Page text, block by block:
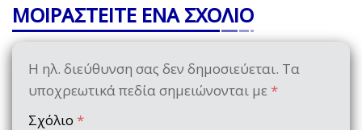
ΜΟΙΡΑΣΤΕΙΤΕ ΕΝΑ ΣΧΟΛΙΟ
Η ηλ. διεύθυνση σας δεν δημοσιεύεται. Τα
υποχρεωτικά πεδία σημειώνονται με *
Σχόλιο *